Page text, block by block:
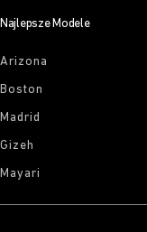
Najlepsze Modele
Arizona
Boston
Madrid
Gizeh
Mayari